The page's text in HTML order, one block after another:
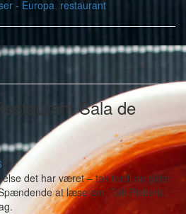
- Europa, restaurant
Sala de
det har været – tak fordi du gider
at læse om. Tak Piskeris,